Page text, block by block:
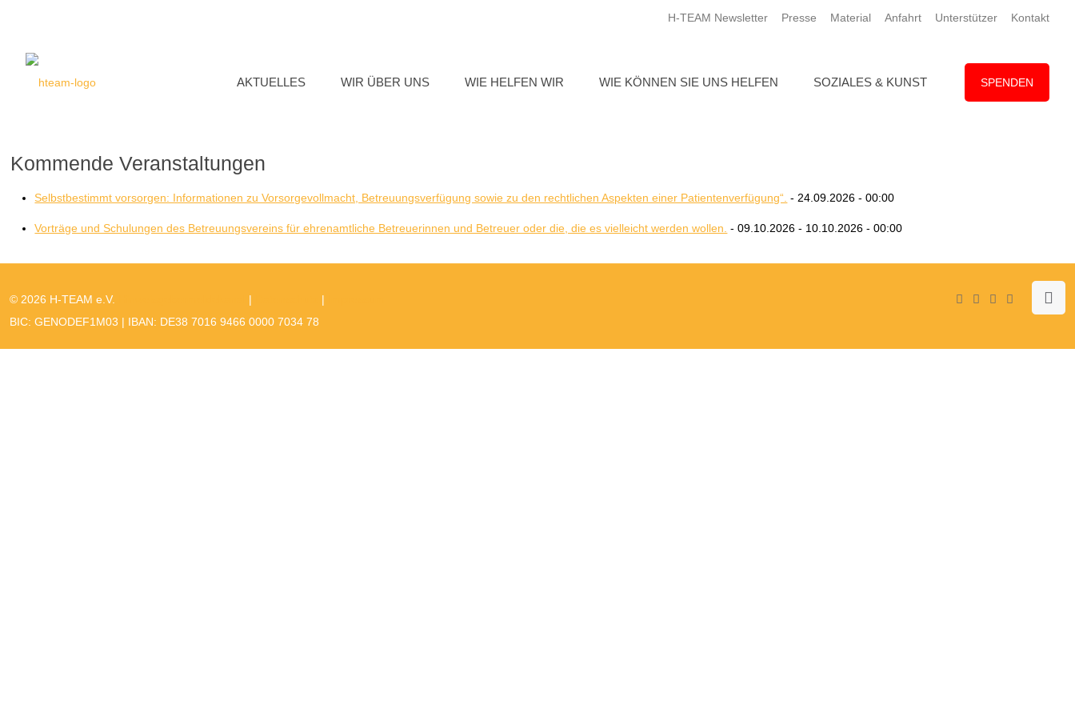
H-TEAM Newsletter Presse Material Anfahrt Unterstützer Kontakt
AKTUELLES WIR ÜBER UNS WIE HELFEN WIR WIE KÖNNEN SIE UNS HELFEN SOZIALES & KUNST SPENDEN
Kommende Veranstaltungen
Selbstbestimmt vorsorgen: Informationen zu Vorsorgevollmacht, Betreuungsverfügung sowie zu den rechtlichen Aspekten einer Patientenverfügung“. - 24.09.2026 - 00:00
Vorträge und Schulungen des Betreuungsvereins für ehrenamtliche Betreuerinnen und Betreuer oder die, die es vielleicht werden wollen. - 09.10.2026 - 10.10.2026 - 00:00
© 2026 H-TEAM e.V. | |
BIC: GENODEF1M03 | IBAN: DE38 7016 9466 0000 7034 78